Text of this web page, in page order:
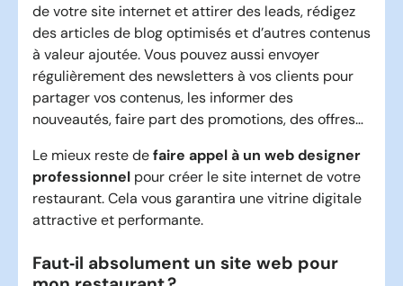
de votre site internet et attirer des leads, rédigez
des articles de blog optimisés et d’autres contenus
à valeur ajoutée. Vous pouvez aussi envoyer
régulièrement des newsletters à vos clients pour
partager vos contenus, les informer des
nouveautés, faire part des promotions, des offres…
Le mieux reste defaire appel à un web designer
professionnel pour créer le site internet de votre
restaurant. Cela vous garantira une vitrine digitale
attractive et performante.
Faut‑il absolument un site web pour